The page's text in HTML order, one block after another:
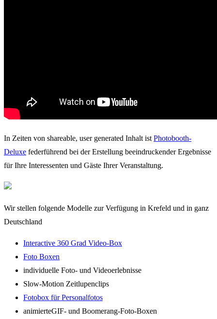
In Zeiten von shareable, user generated Inhalt ist Photobooth-
Deluxe federführend bei der Erstellung beeindruckender Ergebnisse
für Ihre Interessenten und Gäste Ihrer Veranstaltung.
Wir stellen folgende Modelle zur Verfügung in Krefeld und in ganz
Deutschland
Interactive 360 Grad Video-Box
Foto Boxen
individuelle Foto- und Videoerlebnisse
Slow-Motion Zeitlupenclips
Fotobox für Personalfotos
animierteGIF- und Boomerang-Foto-Boxen